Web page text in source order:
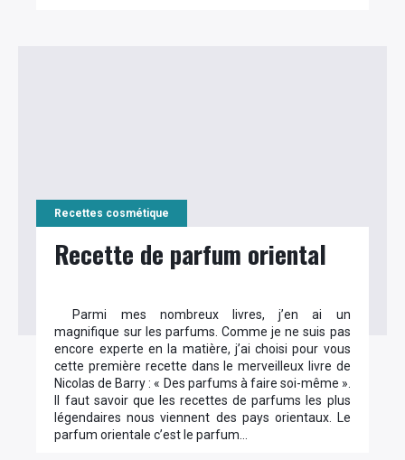
Recettes cosmétique
Recette de parfum oriental
Parmi mes nombreux livres, j’en ai un
magnifique sur les parfums. Comme je ne suis pas
encore experte en la matière, j’ai choisi pour vous
cette première recette dans le merveilleux livre de
Nicolas de Barry : « Des parfums à faire soi-même ».
Il faut savoir que les recettes de parfums les plus
légendaires nous viennent des pays orientaux. Le
parfum orientale c’est le parfum…